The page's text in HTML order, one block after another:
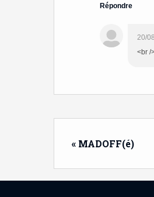
Répondre
20/
<br /
« MADOFF(é)